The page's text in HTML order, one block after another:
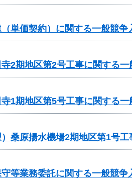
単価契約）に関する一般競争
2期地区第2号工事に関する一
1期地区第5号工事に関する一
桑原揚水機場2期地区第1号
等業務委託に関する一般競争